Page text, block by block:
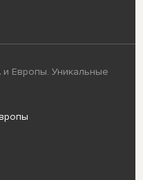
и Европы. Уникальные